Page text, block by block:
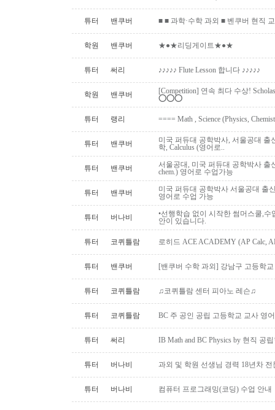
튜터 밴쿠버 ■ ■ 과학·수학 과외 ■ 벤쿠버 현직
학원 밴쿠버 ★●★리딩게이트★●★
튜터 써리 ♪♪♪♪♪ Flute Lesson 합니다 ♪♪♪♪♪
학원 밴쿠버
[Competition] 연속 최다 수상!
⭕️⭕️⭕️
튜터 랭리 ==== Math , Science (Physics,
튜터 밴쿠버
미국 퍼듀대 공학박사, 서울공대 출
학, Calculus (영어로..
튜터 밴쿠버
서울공대, 미국 퍼듀대 공학박사 출
chem.) 영어로 수업가능
튜터 밴쿠버
미국 퍼듀대 공학박사 서울공대 출
영어로 수업 가능
튜터 버나비
•선행학습 없이 시작한 썸머스쿨,
안이 있습니다.
튜터 코퀴틀람 로히드 ACE ACADEMY (AP Calc,
튜터 밴쿠버 [밴쿠버 수학 과외] 강남구 고등학
튜터 코퀴틀람 ♫코퀴틀람 센터 피아노 레슨♫
튜터 코퀴틀람 BC 주 공인 공립 고등학교 교사 영
튜터 써리 IB Math and BC Physics by 현직 공
튜터 버나비 과외 및 학원 선생님 경력 18년차
튜터 버나비 컴퓨터 프로그래밍(코딩) 수업 안내